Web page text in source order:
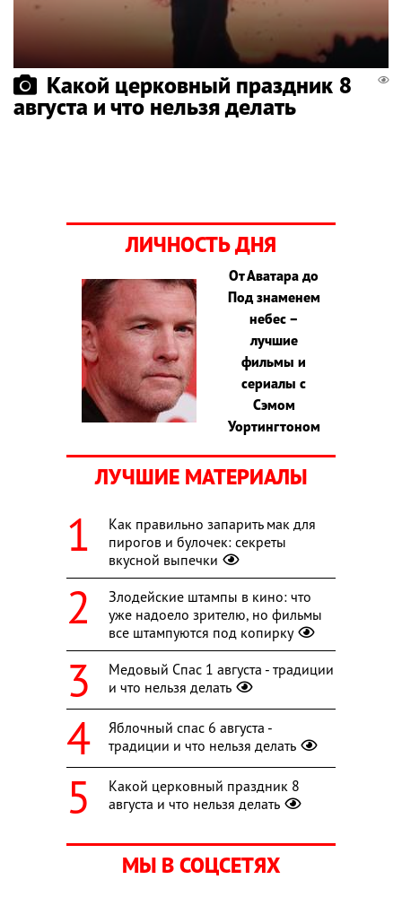
Какой церковный праздник 8
августа и что нельзя делать
ЛИЧНОСТЬ ДНЯ
От Аватара до
Под знаменем
небес –
лучшие
фильмы и
сериалы с
Сэмом
Уортингтоном
ЛУЧШИЕ МАТЕРИАЛЫ
Как правильно запарить мак для
пирогов и булочек: секреты
вкусной выпечки
Злодейские штампы в кино: что
уже надоело зрителю, но фильмы
все штампуются под копирку
Медовый Спас 1 августа - традиции
и что нельзя делать
Яблочный спас 6 августа -
традиции и что нельзя делать
Какой церковный праздник 8
августа и что нельзя делать
МЫ В СОЦСЕТЯХ